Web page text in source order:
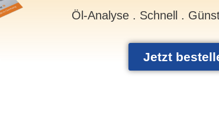
Öl-Analyse . Schnell .
Jetzt